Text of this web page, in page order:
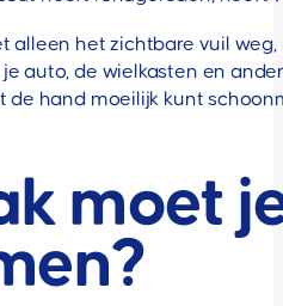
alleen het zichtbare vuil
auto, de wielkasten en
de hand moeilijk kunt
moet